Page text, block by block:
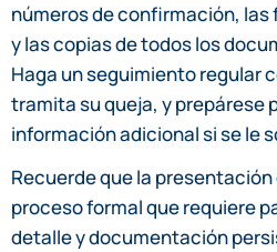
números de confirmación,
y las copias de todos los
Haga un seguimiento regular
tramita su queja, y prepárese
información adicional si se le
Recuerde que la presentación
proceso formal que requiere
detalle y documentación